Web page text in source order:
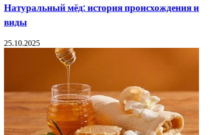
Натуральный мёд: история происхождения и
виды
25.10.2025